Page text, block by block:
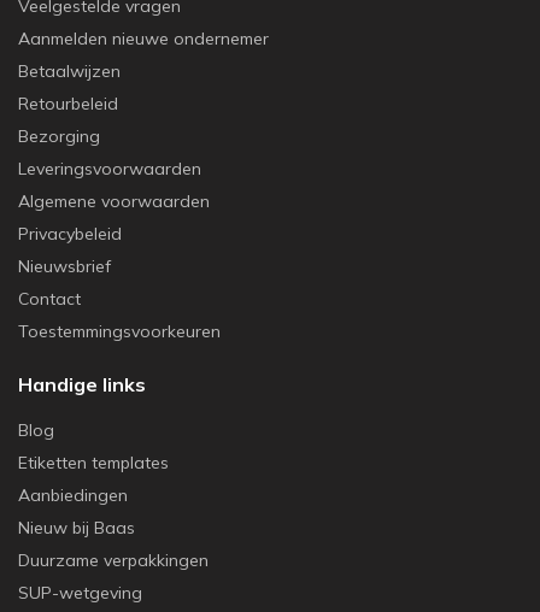
Veelgestelde vragen
Aanmelden nieuwe ondernemer
Betaalwijzen
Retourbeleid
Bezorging
Leveringsvoorwaarden
Algemene voorwaarden
Privacybeleid
Nieuwsbrief
Contact
Toestemmingsvoorkeuren
Handige links
Blog
Etiketten templates
Aanbiedingen
Nieuw bij Baas
Duurzame verpakkingen
SUP-wetgeving